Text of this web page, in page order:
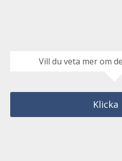
Vill du veta mer om
Klicka